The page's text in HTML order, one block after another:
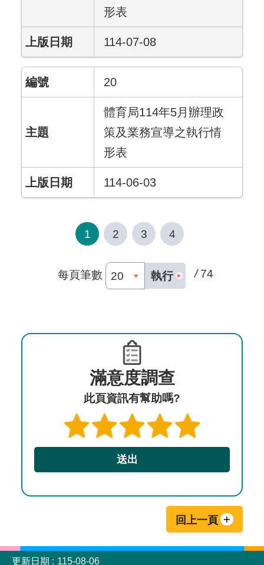
形表
114-07-08
20
體育局114年5月辦理政
策及業務宣導之執行情
形表
114-06-03
1 2 3 4
每頁筆數 執行 / 74
滿意度調查
此頁資訊有幫助嗎?
回上一頁
:::
更新日期
115-08-06